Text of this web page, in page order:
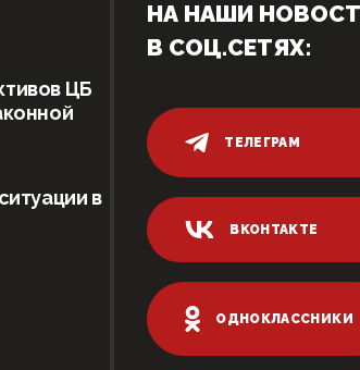
ЦБ
в
НА НАШИ
В СОЦ.СЕТЯХ:
ТЕЛЕГРАМ
ВКОНТАКТЕ
ОДНОКЛАССНИКИ